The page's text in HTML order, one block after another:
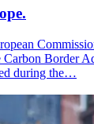
Border
during the…